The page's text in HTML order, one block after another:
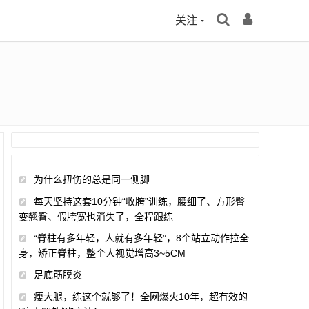
关注
为什么扭伤的总是同一侧脚
每天坚持这套10分钟“收胯”训练，腰细了、方形臀
变翘臀、假胯宽也消失了，全程跟练
“脊柱有多年轻，人就有多年轻”，8个站立动作拉全
身，矫正脊柱，整个人视觉增高3~5CM
足底筋膜炎
瘦大腿，练这个就够了！全网爆火10年，超有效的